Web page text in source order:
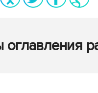
оглавления